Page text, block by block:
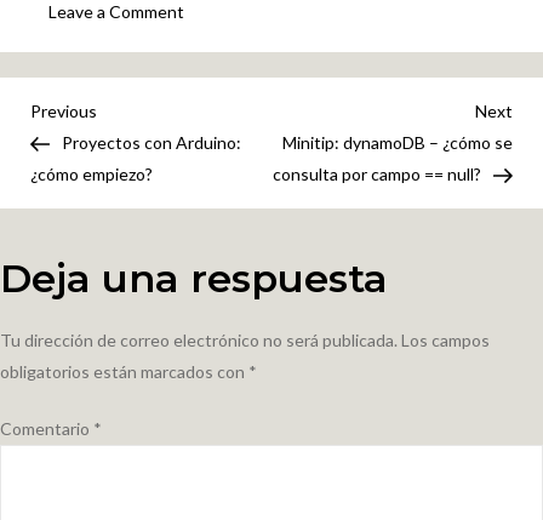
Leave a Comment
con
Panel
programable
Navegación
de
Previous
Post
Previous
Proyectos con Arduino:
¿cómo empiezo?
Next
Minitip: dynamoDB – ¿cómo se
consulta por campo == null?
Deja una respuesta
Tu dirección de correo electrónico no será publicada. Los campos
obligatorios están marcados con *
Comentario *